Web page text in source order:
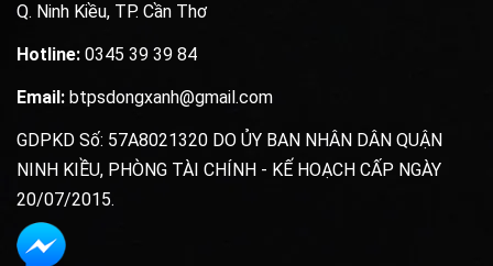
Q. Ninh Kiều, TP. Cần Thơ
Hotline: 0345 39 39 84
Email: btpsdongxanh@gmail.com
GDPKD Số: 57A8021320 DO ỦY BAN NHÂN DÂN QUẬN
NINH KIỀU, PHÒNG TÀI CHÍNH - KẾ HOẠCH CẤP NGÀY
20/07/2015.